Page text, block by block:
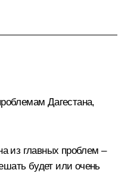
Дагестана,
из главных проблем –
будет или очень